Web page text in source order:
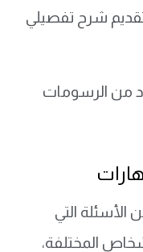
تقديم شرح تفصيلي
من الرسومات
الأسئلة التي
المختلفة،